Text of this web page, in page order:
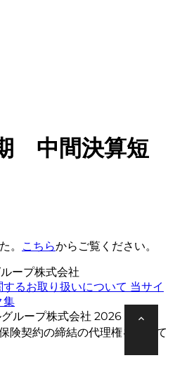
中間決算短
。 こちらからご覧ください。
ープ株式会社
るお取り扱いについて 当サイ
集
ループ株式会社 2026 All
契約の締結の代理権を有して